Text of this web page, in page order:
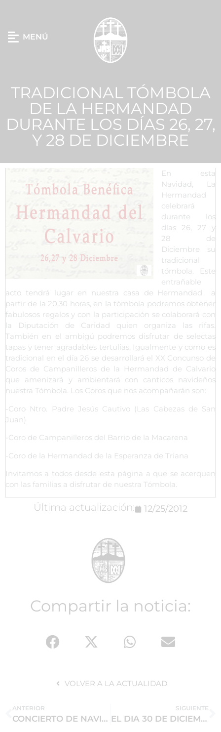
MENÚ
TRADICIONAL TÓMBOLA
DE LA HERMANDAD
DURANTE LOS DÍAS 26, 27,
Y 28 DE DICIEMBRE
En esta
Navidad, La
Hermandad
celebrará
durante los
días 26, 27 y
28 de
Diciembre su
tradicional
tómbola. Este
entrañable
acto tendrá lugar en nuestra casa de Hermandad a
partir de la 20:30 horas, en la tómbola podremos obtener
fabulosos regalos y con la participación se colaborará con
la Diputación de Caridad quien organiza las rifas.
También en el ambigú podremos disfrutar de selectas
tapas y tener agradables tertulias. Igualmente y como es
tradicional en el día 26 se desarrollará el XX Concunso de
Coros de Campanilleros de la Hermandad de Calvario
que amenizará y ambientará con canticos navideños
nuestra Tómbola. Los Coros que nos acompañarán son:
-Coro Ntro. Padre Jesús Cautivo (Las Cabezas de San
Juan)
-Coro de Campanilleros del Barrio de la Macarena
-Coro de la Hermandad de la Esperanza de Triana
Invitamos a todos desde esta página a que se acerquen
con las familias a disfrutar de nuestra Tómbola.
Última actualización: 12/25/2012
Compartir la noticia:
VOLVER A LA ACTUALIDAD
ANTERIOR
CONCIERTO DE NAVIDAD DEL CORO MADRE DE DIOS EL VIERNES 21 DESPUÉS DE LA SANTA MISA.
SIGUIENTE
EL DIA 30 DE DICIEMBRE A LAS 20:15 HORAS MISA SOLEMNE DE CLAUSURA DEL AÑO JUBILAR